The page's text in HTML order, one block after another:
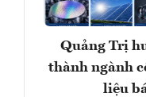
Quảng Trị
thành ngành
liệu